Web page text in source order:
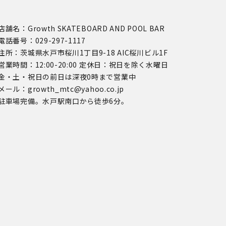
舗名：Growth SKATEBOARD AND POOL BAR
話番号：029-297-1117
所：茨城県水戸市桜川1丁目9-18 AIC桜川ビル1F
業時間：12:00-20:00 定休日：祝日を除く水曜日
・土・祝日の前日は深夜0時まで営業中
ール：growth_mtc@yahoo.co.jp
車場完備。水戸駅南口から徒歩6分。